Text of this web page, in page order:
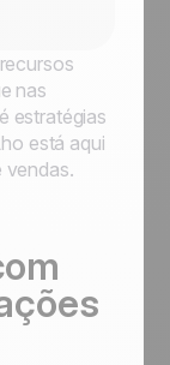
nas
estratégias
está aqui
vendas.